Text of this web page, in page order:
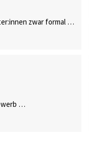
zwar formal …
…